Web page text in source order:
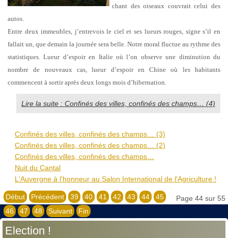
chant des oiseaux couvrait celui des
autos.
Entre deux immeubles, j’entrevois le ciel et ses lueurs rouges, signe s’il en
fallait un, que demain la journée sera belle. Notre moral fluctue au rythme des
statistiques. Lueur d’espoir en Italie où l’on observe une diminution du
nombre de nouveaux cas, lueur d’espoir en Chine où les habitants
commencent à sortir après deux longs mois d’hibernation.
Lire la suite : Confinés des villes, confinés des champs… (4)
Confinés des villes, confinés des champs… (3)
Confinés des villes, confinés des champs… (2)
Confinés des villes, confinés des champs…
Nuit du Cantal
L'Auvergne à l'honneur au Salon International de l'Agriculture !
Page 44 sur 55
Début Précédent 39 40 41 42 43 44
45
46
47 48 Suivant Fin
Election !